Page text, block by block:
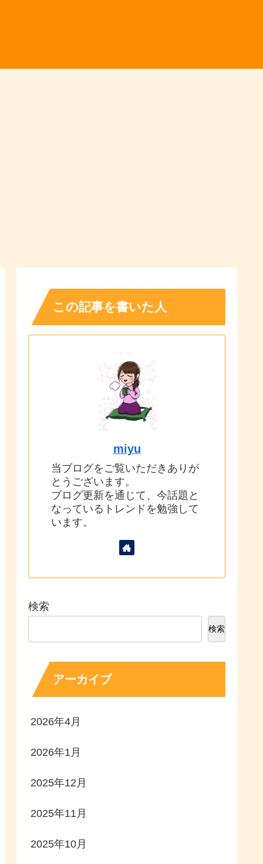
この記事を書いた人
miyu
当ブログをご覧いただきありが
とうございます。
ブログ更新を通じて、今話題と
なっているトレンドを勉強して
います。
検索
検索
アーカイブ
2026年4月
2026年1月
2025年12月
2025年11月
2025年10月